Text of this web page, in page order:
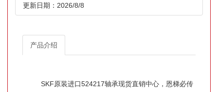
更新日期：2026/8/8
产品介绍
SKF原装进口524217轴承现货直销中心，恩梯必传